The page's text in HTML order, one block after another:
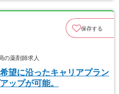
保存する
の薬剤師求人
望に沿ったキャリアプラン
ップが可能。